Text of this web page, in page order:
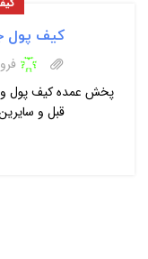
کیف پول
قبل و